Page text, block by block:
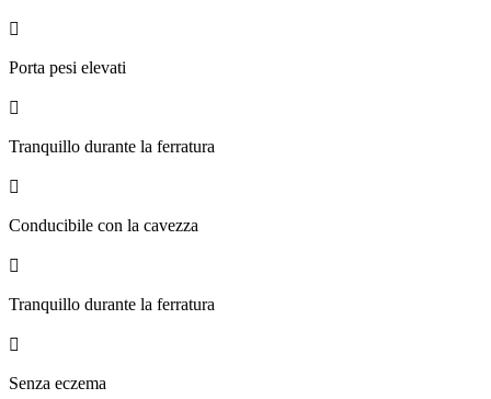

Porta pesi elevati

Tranquillo durante la ferratura

Conducibile con la cavezza

Tranquillo durante la ferratura

Senza eczema